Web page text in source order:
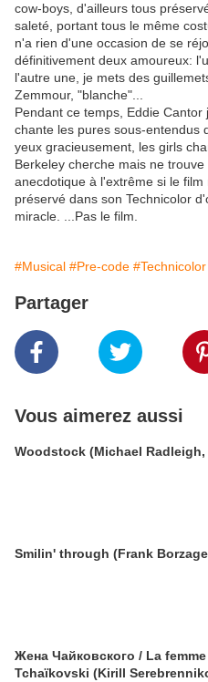
cow-boys, d'ailleurs tous
saleté, portant tous le même
n'a rien d'une occasion de se
définitivement deux amoureux:
l'autre une, je mets des
Zemmour, "blanche"...
Pendant ce temps, Eddie
chante les pures sous-entendus
yeux gracieusement, les girls
Berkeley cherche mais ne
anecdotique à l'extrême si le
préservé dans son Technicolor
miracle. ...Pas le film.
#Musical #Pre-code #Technicolor
Partager
Vous aimerez aussi
Woodstock (Michael Radleigh,
Smilin' through (Frank
Жена Чайковского / La
Tchaïkovski (Kirill